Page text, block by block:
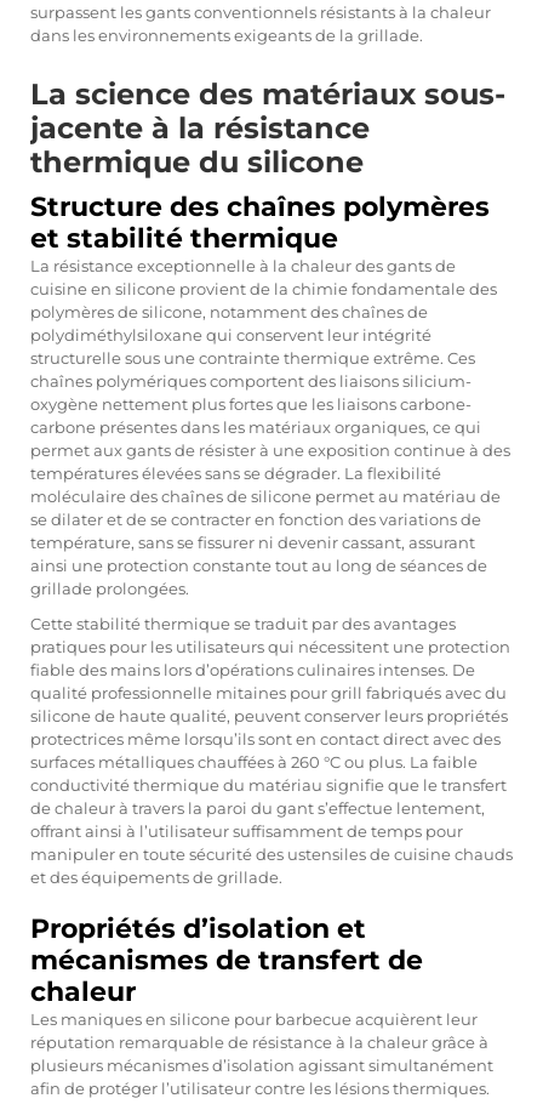
surpassent les gants conventionnels résistants à la chaleur
dans les environnements exigeants de la grillade.
La science des matériaux sous-
jacente à la résistance
thermique du silicone
Structure des chaînes polymères
et stabilité thermique
La résistance exceptionnelle à la chaleur des gants de
cuisine en silicone provient de la chimie fondamentale des
polymères de silicone, notamment des chaînes de
polydiméthylsiloxane qui conservent leur intégrité
structurelle sous une contrainte thermique extrême. Ces
chaînes polymériques comportent des liaisons silicium-
oxygène nettement plus fortes que les liaisons carbone-
carbone présentes dans les matériaux organiques, ce qui
permet aux gants de résister à une exposition continue à des
températures élevées sans se dégrader. La flexibilité
moléculaire des chaînes de silicone permet au matériau de
se dilater et de se contracter en fonction des variations de
température, sans se fissurer ni devenir cassant, assurant
ainsi une protection constante tout au long de séances de
grillade prolongées.
Cette stabilité thermique se traduit par des avantages
pratiques pour les utilisateurs qui nécessitent une protection
fiable des mains lors d’opérations culinaires intenses. De
qualité professionnelle mitaines pour grill fabriqués avec du
silicone de haute qualité, peuvent conserver leurs propriétés
protectrices même lorsqu’ils sont en contact direct avec des
surfaces métalliques chauffées à 260 °C ou plus. La faible
conductivité thermique du matériau signifie que le transfert
de chaleur à travers la paroi du gant s’effectue lentement,
offrant ainsi à l’utilisateur suffisamment de temps pour
manipuler en toute sécurité des ustensiles de cuisine chauds
et des équipements de grillade.
Propriétés d’isolation et
mécanismes de transfert de
chaleur
Les maniques en silicone pour barbecue acquièrent leur
réputation remarquable de résistance à la chaleur grâce à
plusieurs mécanismes d’isolation agissant simultanément
afin de protéger l’utilisateur contre les lésions thermiques.